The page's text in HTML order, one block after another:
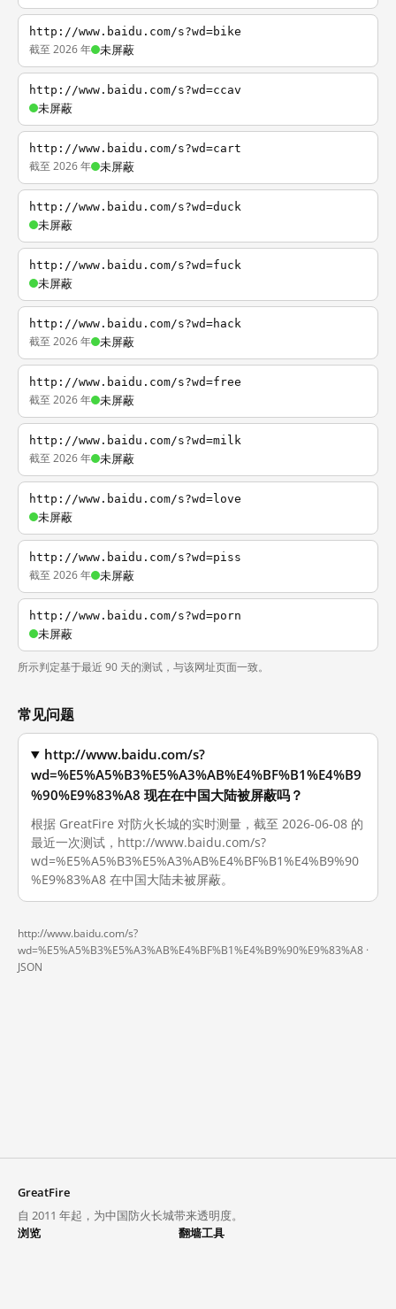
http://www.baidu.com/s?wd=bike
截至 2026 年 未屏蔽
http://www.baidu.com/s?wd=ccav
未屏蔽
http://www.baidu.com/s?wd=cart
截至 2026 年 未屏蔽
http://www.baidu.com/s?wd=duck
未屏蔽
http://www.baidu.com/s?wd=fuck
未屏蔽
http://www.baidu.com/s?wd=hack
截至 2026 年 未屏蔽
http://www.baidu.com/s?wd=free
截至 2026 年 未屏蔽
http://www.baidu.com/s?wd=milk
截至 2026 年 未屏蔽
http://www.baidu.com/s?wd=love
未屏蔽
http://www.baidu.com/s?wd=piss
截至 2026 年 未屏蔽
http://www.baidu.com/s?wd=porn
未屏蔽
所示判定基于最近 90 天的测试，与该网址页面一致。
常见问题
http://www.baidu.com/s?
wd=%E5%A5%B3%E5%A3%AB%E4%BF%B1%E4%B9
%90%E9%83%A8 现在在中国大陆被屏蔽吗？
根据 GreatFire 对防火长城的实时测量，截至 2026-06-08 的
最近一次测试，http://www.baidu.com/s?
wd=%E5%A5%B3%E5%A3%AB%E4%BF%B1%E4%B9%90
%E9%83%A8 在中国大陆未被屏蔽。
http://www.baidu.com/s?
wd=%E5%A5%B3%E5%A3%AB%E4%BF%B1%E4%B9%90%E9%83%A8 ·
JSON
GreatFire
自 2011 年起，为中国防火长城带来透明度。
浏览
翻墙工具